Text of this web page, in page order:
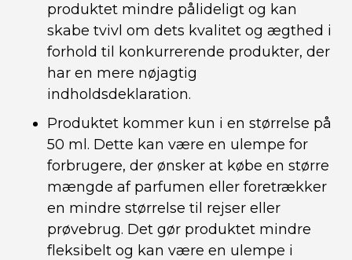
produktet mindre pålideligt og kan
skabe tvivl om dets kvalitet og ægthed i
forhold til konkurrerende produkter, der
har en mere nøjagtig
indholdsdeklaration.
Produktet kommer kun i en størrelse på
50 ml. Dette kan være en ulempe for
forbrugere, der ønsker at købe en større
mængde af parfumen eller foretrækker
en mindre størrelse til rejser eller
prøvebrug. Det gør produktet mindre
fleksibelt og kan være en ulempe i